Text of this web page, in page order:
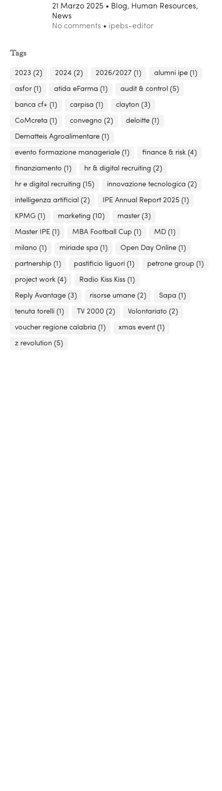
21 Marzo 2025
Blog, Human Resources,
News
No comments
ipebs-editor
Tags
2023 (2) 2024 (2) 2026/2027 (1) alumni ipe (1)
asfor(1) atida eFarma (1) audit & control (5)
banca cf+ (1) carpisa (1) clayton (3)
CoMcreta (1) convegno (2) deloitte (1)
Dematteis Agroalimentare (1)
evento formazione manageriale (1) finance & risk (4)
finanziamento (1) hr & digital recruiting (2)
hr e digital recruiting (15) innovazione tecnologica (2)
intelligenza artificial (2) IPE Annual Report 2025 (1)
KPMG (1) marketing (10) master(3)
Master IPE (1) MBA Football Cup (1) MD (1)
milano (1) miriade spa (1) Open Day Online (1)
partnership (1) pastificio liguori (1) petrone group (1)
project work (4) Radio Kiss Kiss (1)
Reply Avantage (3) risorse umane (2) Sapa (1)
tenuta torelli (1) TV 2000 (2) Volontariato (2)
voucher regione calabria (1) xmas event (1)
z revolution (5)